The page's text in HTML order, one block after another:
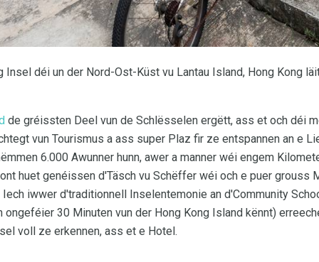
Insel déi un der Nord-Ost-Küst vu Lantau Island, Hong Kong
de gréissten Deel vun de Schlësselen ergëtt, ass et och déi
vun Tourismus a ass super Plaz fir ze entspannen an e
6.000 Awunner hunn, awer a manner wéi engem
huet genéissen d'Täsch vu Schëffer wéi och e puer grouss
iwwer d'traditionnell Inselentemonie an d'Community
30 Minuten vun der Hong Kong Island kënnt)
voll ze erkennen, ass et e Hotel.